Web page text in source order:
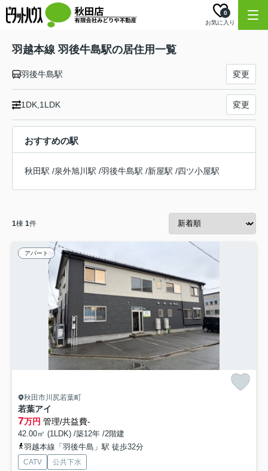
お気に入り
0
羽越本線 羽後牛島駅の居住用一覧
羽後牛島駅 変更
1DK,1LDK 変更
おすすめの駅
秋田駅 /泉外旭川駅 /羽後牛島駅 /新屋駅 /四ツ小屋駅
1棟 1件
アパート
秋田市川尻若葉町
若葉アイ
7万円 管理/共益費-
42.00㎡ (1LDK) /築12年 /2階建
羽越本線「羽後牛島」駅 徒歩32分
CATV 公共下水